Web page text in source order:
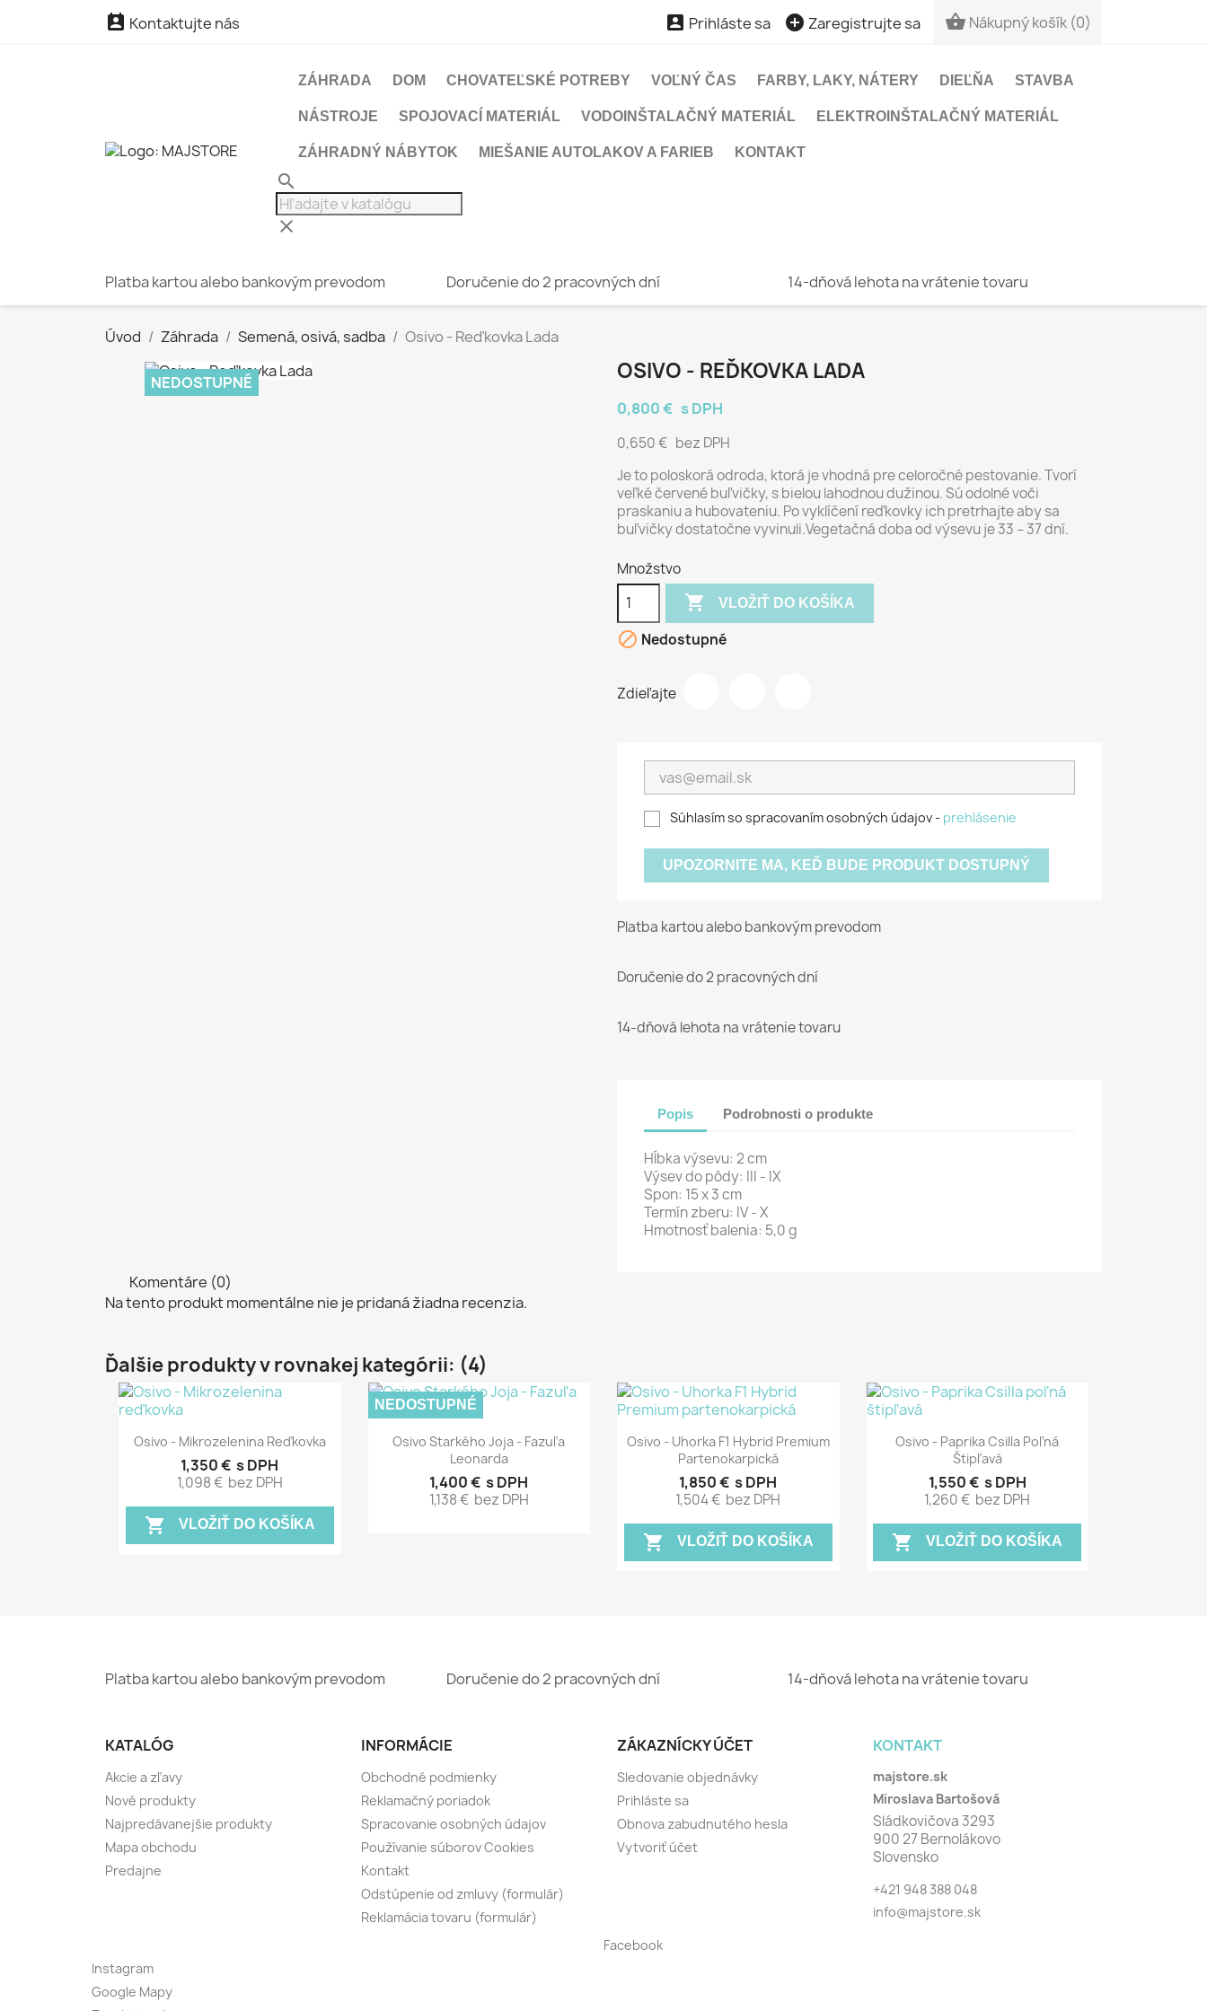
 Kontaktujte nás  Prihláste sa  Zaregistrujte sa  Nákupný košík (0)
ZÁHRADA DOM CHOVATEĽSKÉ POTREBY VOĽNÝ ČAS FARBY, LAKY, NÁTERY DIEĽŇA STAVBA
NÁSTROJE SPOJOVACÍ MATERIÁL VODOINŠTALAČNÝ MATERIÁL ELEKTROINŠTALAČNÝ MATERIÁL
ZÁHRADNÝ NÁBYTOK MIEŠANIE AUTOLAKOV A FARIEB KONTAKT
search
clear
Platba kartou alebo bankovým prevodom Doručenie do 2 pracovných dní 14-dňová lehota na vrátenie tovaru
Úvod Záhrada Semená, osivá, sadba Osivo - Reďkovka Lada
NEDOSTUPNÉ OSIVO - REĎKOVKA LADA
0,800 € s DPH
0,650 € bez DPH
Je to poloskorá odroda, ktorá je vhodná pre celoročné pestovanie. Tvorí
veľké červené buľvičky, s bielou lahodnou dužinou. Sú odolné voči
praskaniu a hubovateniu. Po vyklíčení reďkovky ich pretrhajte aby sa
buľvičky dostatočne vyvinuli.Vegetačná doba od výsevu je 33 – 37 dní.
Množstvo
 VLOŽIŤ DO KOŠÍKA
 Nedostupné
Zdieľajte
Súhlasím so spracovaním osobných údajov - prehlásenie
UPOZORNITE MA, KEĎ BUDE PRODUKT DOSTUPNÝ
Platba kartou alebo bankovým prevodom
Doručenie do 2 pracovných dní
14-dňová lehota na vrátenie tovaru
Popis Podrobnosti o produkte
Hĺbka výsevu: 2 cm
Výsev do pôdy: III - IX
Spon: 15 x 3 cm
Termín zberu: IV - X
Hmotnosť balenia: 5,0 g
Komentáre (0)
Na tento produkt momentálne nie je pridaná žiadna recenzia.
Ďalšie produkty v rovnakej kategórii: (4)
Rýchly náhľad
Osivo - Mikrozelenina Reďkovka
1,350 € s DPH
1,098 € bez DPH
shopping_cart VLOŽIŤ DO KOŠÍKA
Rýchly náhľad
Osivo Starkého Joja - Fazuľa
Leonarda
1,400 € s DPH
1,138 € bez DPH
NEDOSTUPNÉ
Rýchly náhľad
Osivo - Uhorka F1 Hybrid Premium
Partenokarpická
1,850 € s DPH
1,504 € bez DPH
shopping_cart VLOŽIŤ DO KOŠÍKA
Rýchly náhľad
Osivo - Paprika Csilla Poľná
Štipľavá
1,550 € s DPH
1,260 € bez DPH
shopping_cart VLOŽIŤ DO KOŠÍKA
Platba kartou alebo bankovým prevodom Doručenie do 2 pracovných dní 14-dňová lehota na vrátenie tovaru
KATALÓG
Akcie a zľavy
Nové produkty
Najpredávanejšie produkty
Mapa obchodu
Predajne
INFORMÁCIE
Obchodné podmienky
Reklamačný poriadok
Spracovanie osobných údajov
Používanie súborov Cookies
Kontakt
Odstúpenie od zmluvy (formulár)
Reklamácia tovaru (formulár)
ZÁKAZNÍCKY ÚČET
Sledovanie objednávky
Prihláste sa
Obnova zabudnutého hesla
Vytvoriť účet
KONTAKT
majstore.sk
Miroslava Bartošová
Sládkovičova 3293
900 27 Bernolákovo
Slovensko
+421 948 388 048
info@majstore.sk
Facebook
Instagram
Google Mapy